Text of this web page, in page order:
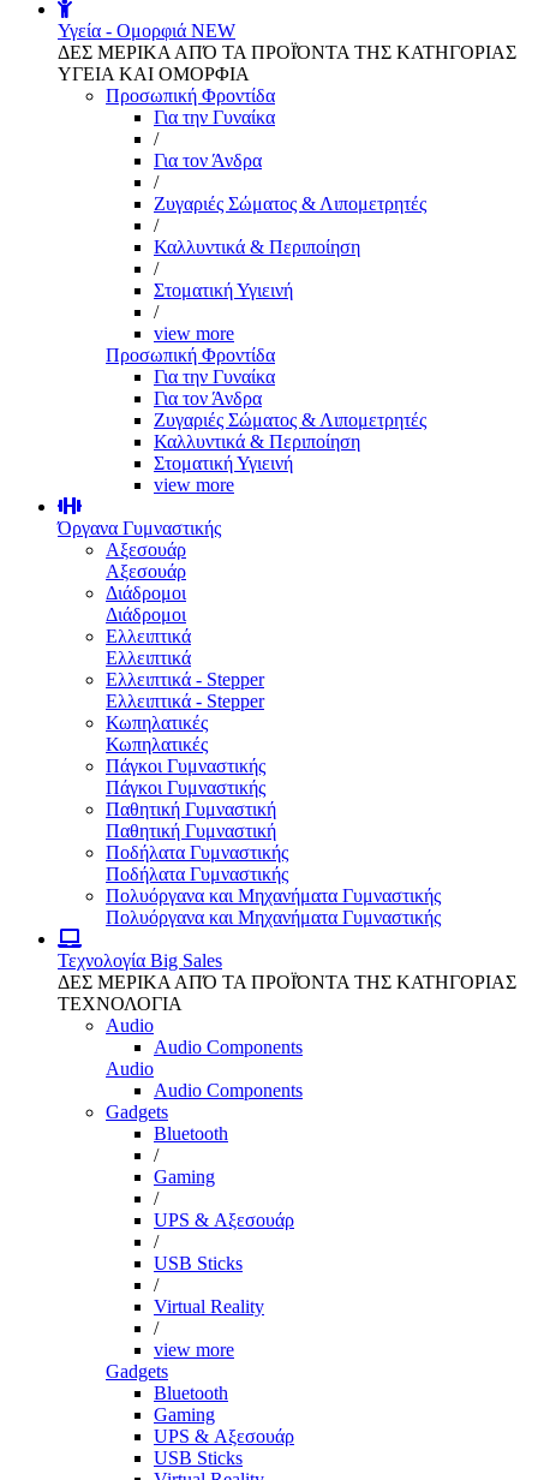
Υγεία - Ομορφιά NEW
ΔΕΣ ΜΕΡΙΚΑ ΑΠΌ ΤΑ ΠΡΟΪΌΝΤΑ ΤΗΣ ΚΑΤΗΓΟΡΙΑΣ
ΥΓΕΙΑ ΚΑΙ ΟΜΟΡΦΙΑ
Προσωπική Φροντίδα
Για την Γυναίκα
/
Για τον Άνδρα
/
Ζυγαριές Σώματος & Λιπομετρητές
/
Καλλυντικά & Περιποίηση
/
Στοματική Υγιεινή
/
view more
Προσωπική Φροντίδα
Για την Γυναίκα
Για τον Άνδρα
Ζυγαριές Σώματος & Λιπομετρητές
Καλλυντικά & Περιποίηση
Στοματική Υγιεινή
view more
Όργανα Γυμναστικής
Αξεσουάρ
Αξεσουάρ
Διάδρομοι
Διάδρομοι
Ελλειπτικά
Ελλειπτικά
Ελλειπτικά - Stepper
Ελλειπτικά - Stepper
Κωπηλατικές
Κωπηλατικές
Πάγκοι Γυμναστικής
Πάγκοι Γυμναστικής
Παθητική Γυμναστική
Παθητική Γυμναστική
Ποδήλατα Γυμναστικής
Ποδήλατα Γυμναστικής
Πολυόργανα και Μηχανήματα Γυμναστικής
Πολυόργανα και Μηχανήματα Γυμναστικής
Τεχνολογία Big Sales
ΔΕΣ ΜΕΡΙΚΑ ΑΠΌ ΤΑ ΠΡΟΪΌΝΤΑ ΤΗΣ ΚΑΤΗΓΟΡΙΑΣ
ΤΕΧΝΟΛΟΓΙΑ
Audio
Audio Components
Audio
Audio Components
Gadgets
Bluetooth
/
Gaming
/
UPS & Αξεσουάρ
/
USB Sticks
/
Virtual Reality
/
view more
Gadgets
Bluetooth
Gaming
UPS & Αξεσουάρ
USB Sticks